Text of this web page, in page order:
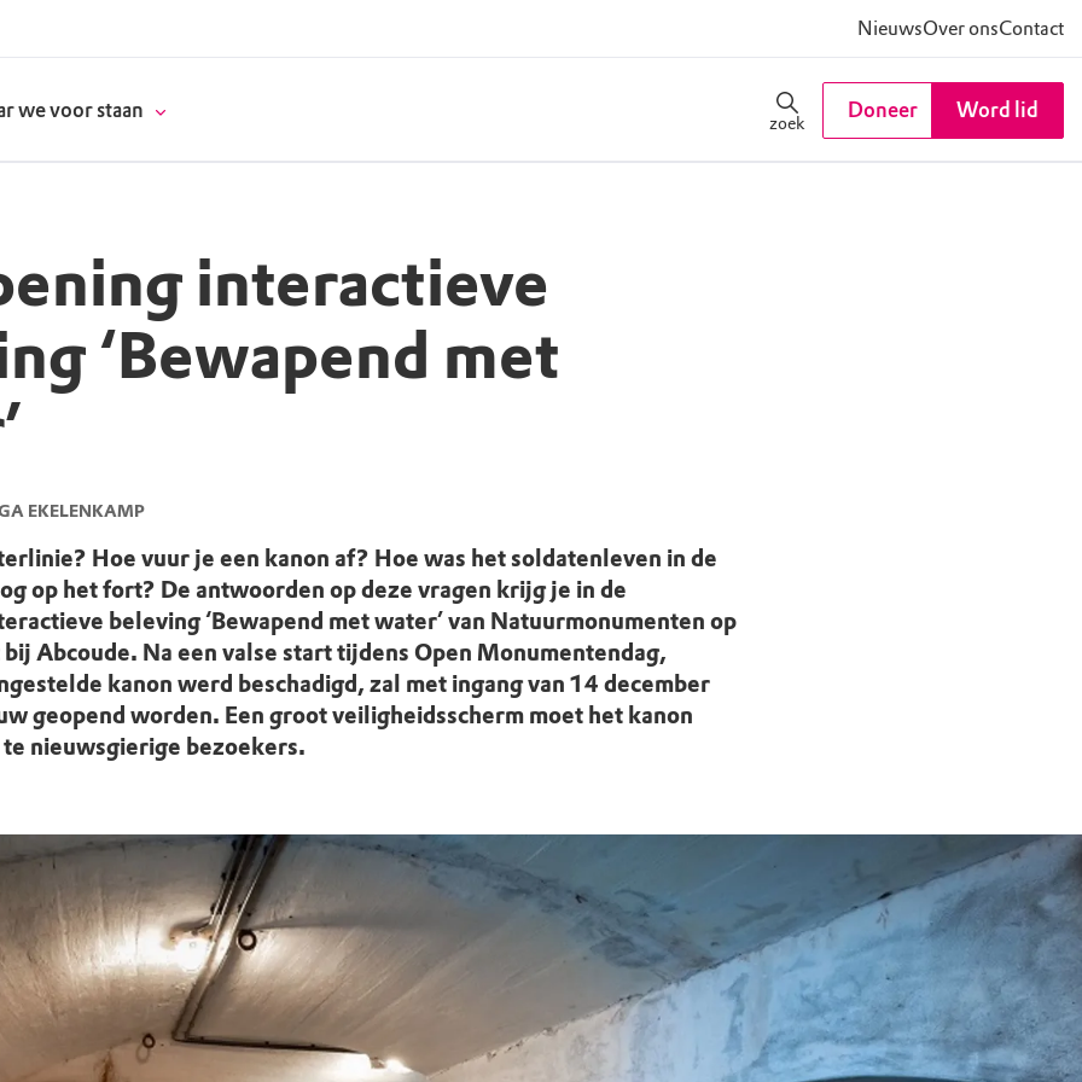
NieuwsOver onsContact
we voor staan
zoek
Doneer Word lid
interactieve
‘Bewapend met
EKELENKAMP
Hoe vuur je een kanon af? Hoe was het soldatenleven in de
op het fort? De antwoorden op deze vragen krijg je in de
beleving ‘Bewapend met water’ van Natuurmonumenten op
Abcoude. Na een valse start tijdens Open Monumentendag,
kanon werd beschadigd, zal met ingang van 14 december
geopend worden. Een groot veiligheidsscherm moet het kanon
nieuwsgierige bezoekers.